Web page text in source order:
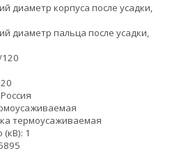
диаметр корпуса после усадки,
диаметр пальца после усадки,
термоусаживаемая
1